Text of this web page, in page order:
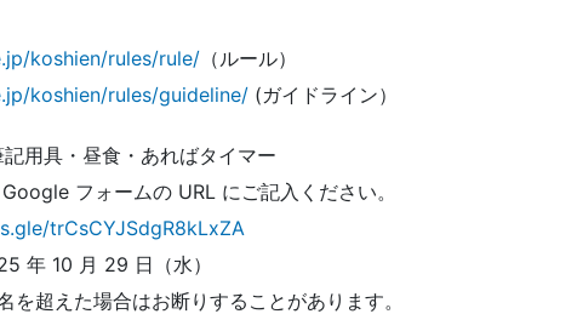
koshien/rules/rule/ （ルール）
koshien/rules/guideline/ (ガイドライン）
用具・昼食・あればタイマー
フォームの URL にご記入ください。
trCsCYJSdgR8kLxZA
年 10 月 29 日（水）
を超えた場合はお断りすることがあります。